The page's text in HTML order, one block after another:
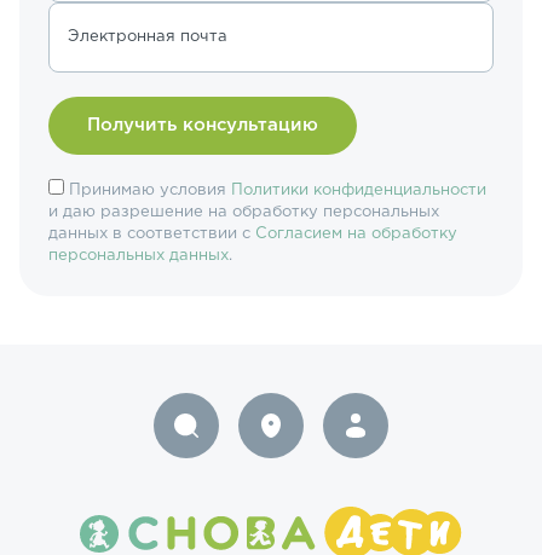
Электронная почта
Принимаю условия
Политики конфиденциальности
и даю разрешение на обработку персональных
данных в соответствии с Согласием на обработку
персональных данных.